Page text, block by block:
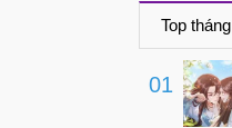
Top tháng
01